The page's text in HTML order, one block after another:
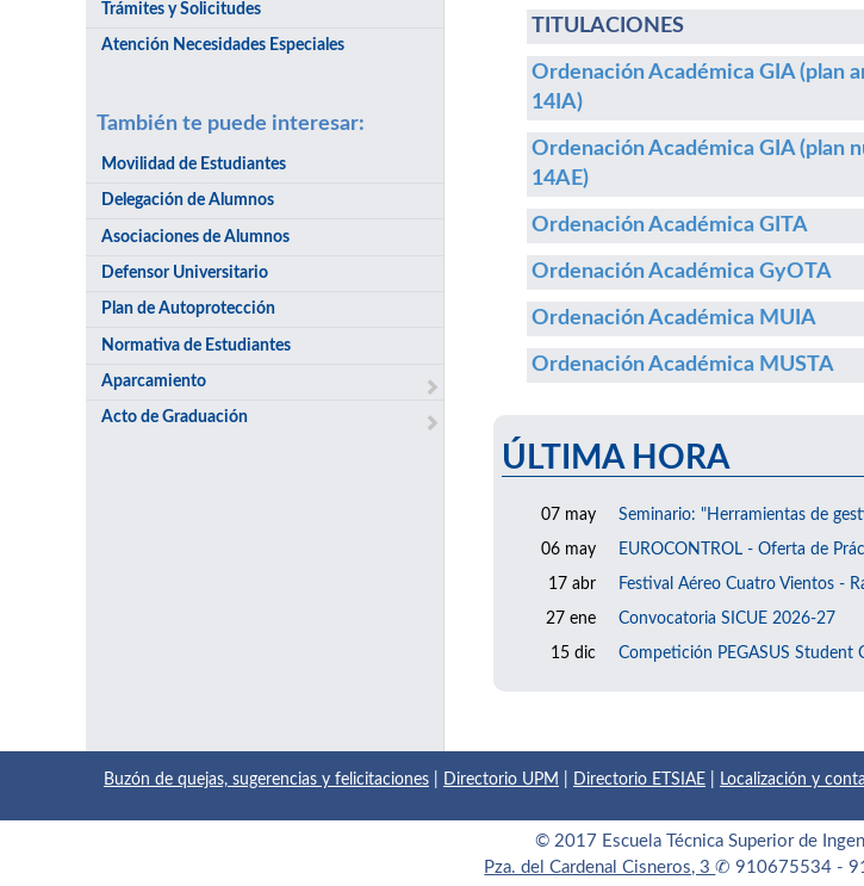
Trámites y Solicitudes
Atención Necesidades Especiales
También te puede interesar:
Movilidad de Estudiantes
Delegación de Alumnos
Asociaciones de Alumnos
Defensor Universitario
Plan de Autoprotección
Normativa de Estudiantes
Aparcamiento
Acto de Graduación
TITULACIONES
Ordenación Académica GIA (plan
14IA)
Ordenación Académica GIA (plan
14AE)
Ordenación Académica GITA
Ordenación Académica GyOTA
Ordenación Académica MUIA
Ordenación Académica MUSTA
ÚLTIMA HORA
07 may Seminario: "Herramientas de
06 may EUROCONTROL - Oferta de
17 abr Festival Aéreo Cuatro Vientos -
27 ene Convocatoria SICUE 2026-27
15 dic Competición PEGASUS Student
Buzón de quejas, sugerencias y felicitaciones Directorio UPM Directorio ETSIAE Localización y
© 2017 Escuela Técnica Superior de
Pza. del Cardenal Cisneros, 3✆ 910675534 -